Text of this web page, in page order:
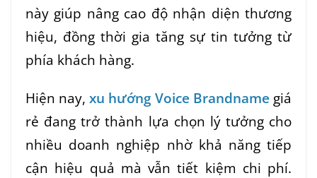
này giúp nâng cao độ nhận diện thương
hiệu, đồng thời gia tăng sự tin tưởng từ
phía khách hàng.
Hiện nay, xu hướng Voice Brandname giá
rẻ đang trở thành lựa chọn lý tưởng cho
nhiều doanh nghiệp nhờ khả năng tiếp
cận hiệu quả mà vẫn tiết kiệm chi phí.